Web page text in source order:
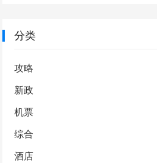
分类
攻略
新政
机票
综合
酒店